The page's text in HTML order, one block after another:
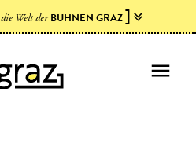
die Welt derBÜHNEN GRAZ]
menu